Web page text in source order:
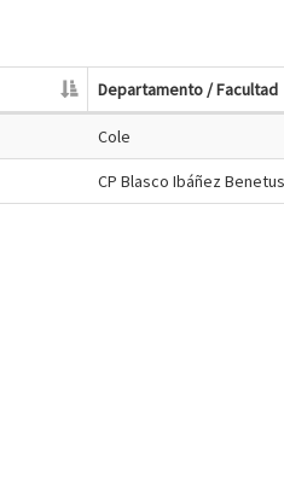
Departamento / Facultad
Cole
CP Blasco Ibáñez